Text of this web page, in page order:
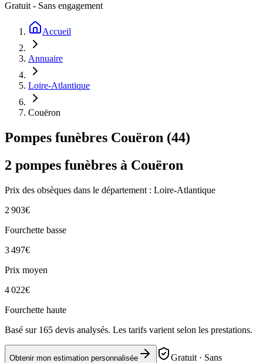
Gratuit - Sans engagement
Accueil
Annuaire
Loire-Atlantique
Couëron
Pompes funèbres Couëron (44)
2 pompes funèbres à Couëron
Prix des obsèques dans le département : Loire-Atlantique
2 903€
Fourchette basse
3 497€
Prix moyen
4 022€
Fourchette haute
Basé sur 165 devis analysés. Les tarifs varient selon les prestations.
Obtenir mon estimation personnalisée
Gratuit · Sans